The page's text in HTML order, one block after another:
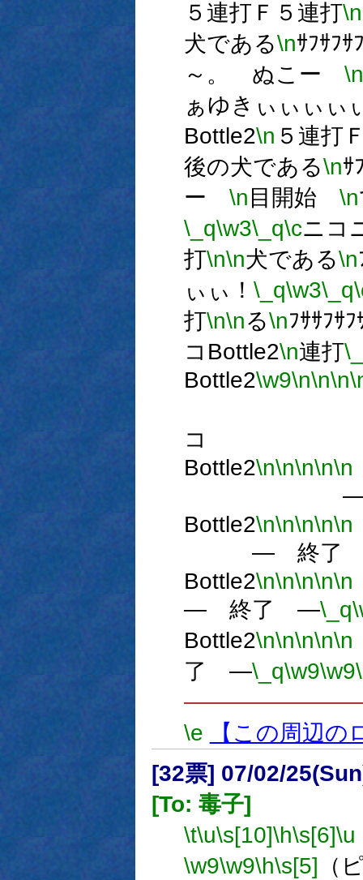
５連打Ｆ５連打\n
犬である\nｻﾌｻﾌｻ
～。 ぬこー \n
ぁゆきぃぃぃぃ
Bottle2\n ５連打
後の犬である\nｻ
ー \n 目開始 \n
\_q\w3\_q\cニコ
打\n\n犬である\n
ぃぃ！ \_q\w3\_q
打\n\nる\nﾌｻｻﾌｻﾌ
コBottle2\n連打
Bottle2\w9\n\n\n
コ
Bottle2\n\n\n\n\n
― 終
Bottle2\n\n\n\n\n
― 終了
Bottle2\n\n\n\n\n
― 終了 ―\_q
Bottle2\n\n\n\n\n
了 ―\_q\w9\w9
\e
【この周辺の
[32票] 07/02/
[To: 毒子]
\t\u\s[10]\h\s[6]\u
\w9\w9\h\s[5]
（